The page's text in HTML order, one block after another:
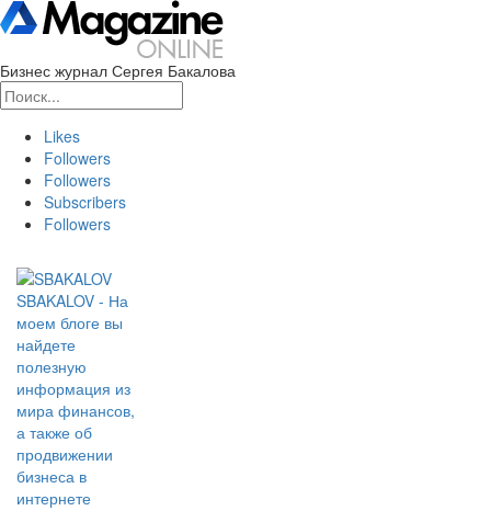
Бизнес журнал Сергея Бакалова
Likes
Followers
Followers
Subscribers
Followers
SBAKALOV - На
моем блоге вы
найдете
полезную
информация из
мира финансов,
а также об
продвижении
бизнеса в
интернете